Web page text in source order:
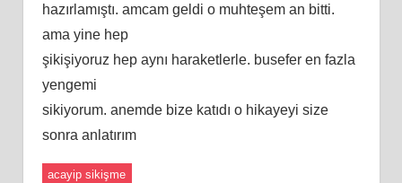
hazırlamıştı. amcam geldi o muhteşem an bitti.
ama yine hep
şikişiyoruz hep aynı haraketlerle. busefer en fazla
yengemi
sikiyorum. anemde bize katıdı o hikayeyi size
sonra anlatırım
acayip sikişme